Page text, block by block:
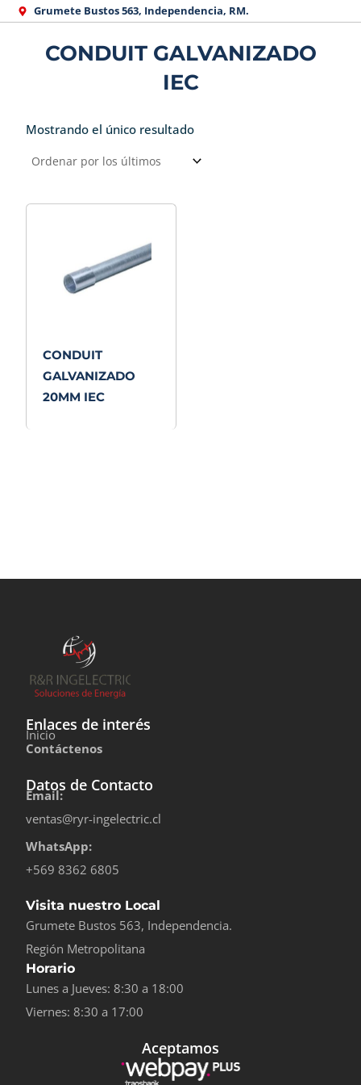
contenido
Grumete Bustos 563, Independencia, RM.
CONDUIT GALVANIZADO
IEC
Mostrando el único resultado
CONDUIT
GALVANIZADO
20MM IEC
Enlaces de interés
Inicio
Contáctenos
Datos de Contacto
Email:
ventas@ryr-ingelectric.cl
WhatsApp:
+569 8362 6805
Visita nuestro Local
Grumete Bustos 563, Independencia.
Región Metropolitana
Horario
Lunes a Jueves: 8:30 a 18:00
Viernes: 8:30 a 17:00
Aceptamos